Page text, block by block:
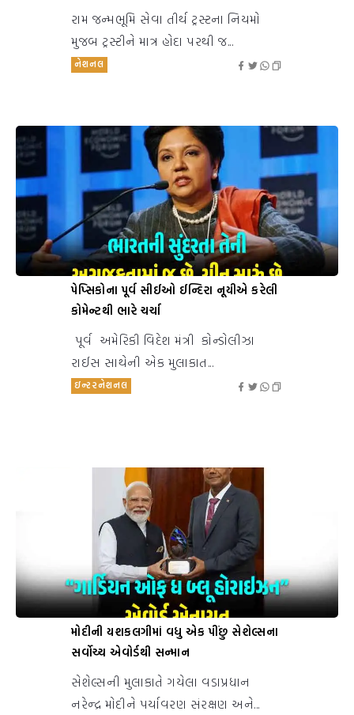
રામ જન્મભૂમિ સેવા તીર્થ ટ્રસ્ટના નિયમો
મુજબ ટ્રસ્ટીને માત્ર હોદા પરથી જ...
નેશનલ
પેપ્સિકોના પૂર્વ સીઈઓ ઈન્દિરા નૂયીએ કરેલી
કોમેન્ટથી ભારે ચર્ચા
પૂર્વ અમેરિકી વિદેશ મંત્રી કોન્ડોલીઝા
રાઈસ સાથેની એક મુલાકાત...
ઇન્ટરનેશનલ
મોદીની યશકલગીમાં વધુ એક પીંછુ સેશેલ્સના
સર્વોચ્ચ એવોર્ડથી સન્માન
સેશેલ્સની મુલાકાતે ગયેલા વડાપ્રધાન
નરેન્દ્ર મોદીને પર્યાવરણ સંરક્ષણ અને...